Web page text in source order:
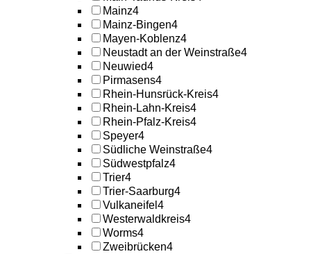
Mainz4
Mainz-Bingen4
Mayen-Koblenz4
Neustadt an der Weinstraße4
Neuwied4
Pirmasens4
Rhein-Hunsrück-Kreis4
Rhein-Lahn-Kreis4
Rhein-Pfalz-Kreis4
Speyer4
Südliche Weinstraße4
Südwestpfalz4
Trier4
Trier-Saarburg4
Vulkaneifel 4
Westerwaldkreis4
Worms4
Zweibrücken4